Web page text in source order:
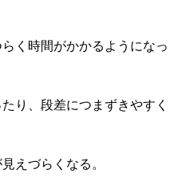
く時間がかかるようになっ
り、段差につまずきやすく
えづらくなる。